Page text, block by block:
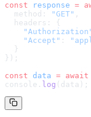
const response =
  method:
"GET" ,
  headers: {
    "Accept"
:
  }
});
const data = await
console. log (data);